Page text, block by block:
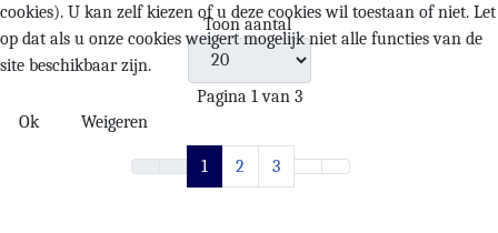
Toon aantal
Pagina 1 van 3
1 2 3
cookies). U kan zelf kiezen of u deze cookies wil toestaan of niet. Let
op dat als u onze cookies weigert mogelijk niet alle functies van de
site beschikbaar zijn.
Ok Weigeren